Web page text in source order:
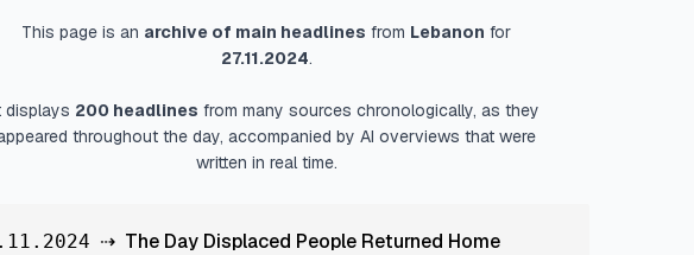
This page is an archive of main headlines from Lebanon for
27.11.2024.
displays 200 headlines from many sources chronologically, as they
throughout the day, accompanied by AI overviews that were
written in real time.
⇢ The Day Displaced People Returned Home